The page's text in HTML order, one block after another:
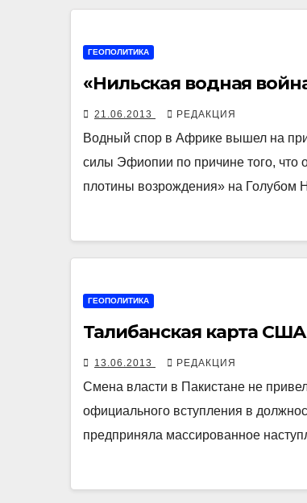
ГЕОПОЛИТИКА
«Нильская водная
21.06.2013 РЕДАКЦИЯ
Водный спор в Африке вышел на
силы Эфиопии по причине того, что
плотины возрождения» на Голубом
ГЕОПОЛИТИКА
Талибанская карта США
13.06.2013 РЕДАКЦИЯ
Смена власти в Пакистане не
официального вступления в
предприняла массированное